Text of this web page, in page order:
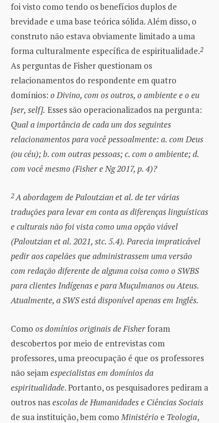
foi visto como tendo os benefícios duplos de
brevidade e uma base teórica sólida. Além disso, o
construto não estava obviamente limitado a uma
forma culturalmente específica de espiritualidade.2
As perguntas de Fisher questionam os
relacionamentos do respondente em quatro
domínios: o Divino, com os outros, o ambiente e o eu
[ser, self]. Esses são operacionalizados na pergunta:
Qual a importância de cada um dos seguintes
relacionamentos para você pessoalmente: a. com Deus
(ou céu); b. com outras pessoas; c. com o ambiente; d.
com você mesmo (Fisher e Ng 2017, p. 4)?
2A abordagem de Paloutzian et al. de ter várias
traduções para levar em conta as diferenças linguísticas
e culturais não foi vista como uma opção viável
(Paloutzian et al. 2021, stc. 5.4). Parecia impraticável
pedir aos capelães que administrassem uma versão
com redação diferente de alguma coisa como o SWBS
para clientes Indígenas e para Muçulmanos ou Ateus.
Atualmente, a SWS está disponível apenas em Inglês.
Como os domínios originais de Fisherforam
descobertos por meio de entrevistas com
professores, uma preocupação é que os professores
não sejamespecialistas em domínios da
espiritualidade. Portanto, os pesquisadores pediram a
outros nasescolas de Humanidades e Ciências Sociais
de sua instituição, bem comoMinistério e Teologia,